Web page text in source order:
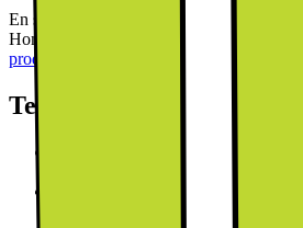
En snygg inbyggd diskmaskin med 14
Home Connect för en smart, effektiv
produkten
Teknisk specifikation